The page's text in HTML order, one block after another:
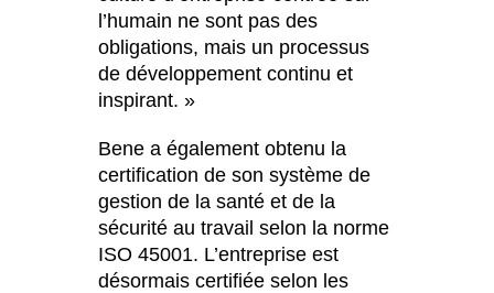
l’humain ne sont pas des
obligations, mais un processus
de développement continu et
inspirant. »
Bene a également obtenu la
certification de son système de
gestion de la santé et de la
sécurité au travail selon la norme
ISO 45001. L’entreprise est
désormais certifiée selon les